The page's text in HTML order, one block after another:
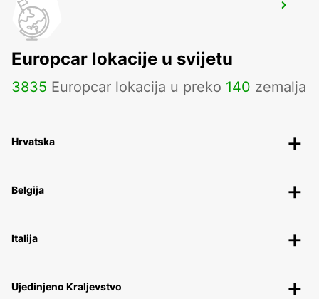
NUREMBERG MAIN STATION
NUERNBERG - GERMANY
Europcar lokacije u svijetu
3835 Europcar lokacija u preko 140 zemalja
Hrvatska
Belgija
Italija
Ujedinjeno Kraljevstvo